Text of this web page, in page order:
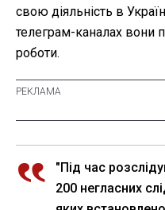
свою діяльність в
телеграм-каналах вони
роботи.
"Під час
200 негласних